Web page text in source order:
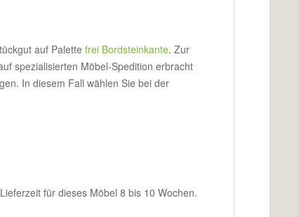
auf Palette frei Bordsteinkante. Zur
spezialisierten Möbel-Spedition erbracht
In diesem Fall wählen Sie bei der
für dieses Möbel 8 bis 10 Wochen.